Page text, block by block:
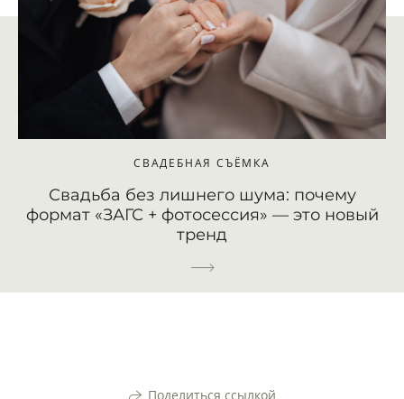
СВАДЕБНАЯ СЪЁМКА
Свадьба без лишнего шума: почему
формат «ЗАГС + фотосессия» — это новый
тренд
Поделиться ссылкой